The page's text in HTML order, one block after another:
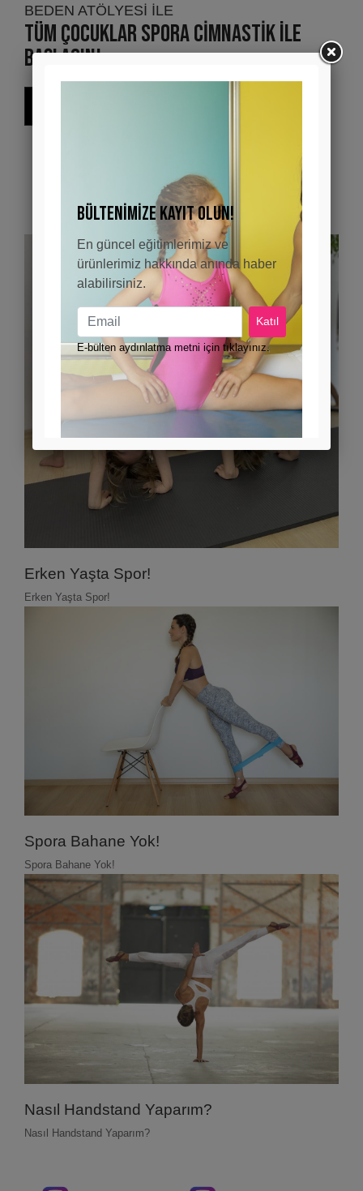
BEDEN ATÖLYESİ İLE
Tüm ÇocuklarSpora CİMNASTİKile
Başlasın!
BLOG
Erken Yaşta Spor!
Erken Yaşta Spor!
Spora Bahane Yok!
Spora Bahane Yok!
Nasıl Handstand Yaparım?
Nasıl Handstand Yaparım?
BÜLTENİMİZE KAYIT OLUN!
En güncel eğitimlerimiz ve
ürünlerimiz hakkında anında haber
alabilirsiniz.
E-bülten aydınlatma metni için tıklayınız.